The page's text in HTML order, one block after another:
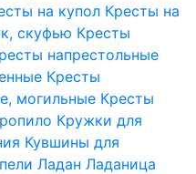
на купол Кресты на
скуфью Кресты
напрестольные
Кресты
могильные Кресты
Кружки для
Кувшины для
Ладан Ладаница